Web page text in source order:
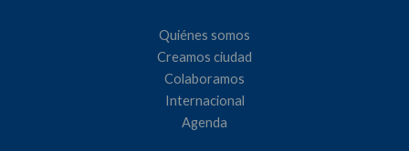
Quiénes somos
Creamos ciudad
Colaboramos
Internacional
Agenda